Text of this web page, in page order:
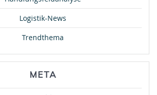
Logistik-News
Trendthema
META